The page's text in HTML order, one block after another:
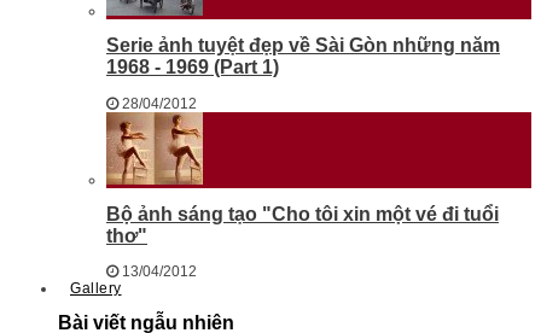
Serie ảnh tuyệt đẹp về Sài Gòn những năm
1968 - 1969 (Part 1)
28/04/2012
Bộ ảnh sáng tạo "Cho tôi xin một vé đi tuổi
thơ"
13/04/2012
Gallery
Bài viết ngẫu nhiên